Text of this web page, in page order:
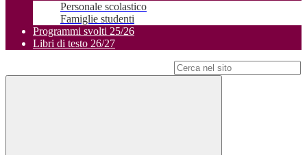
Personale scolastico
Famiglie studenti
Programmi svolti 25/26
Libri di testo 26/27